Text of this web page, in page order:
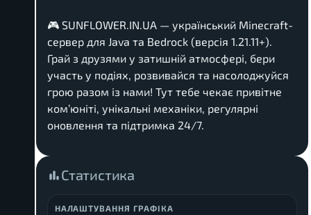
🎮 SUNFLOWER.IN.UA — український Minecraft-
сервер для Java та Bedrock (версія 1.21.11+).
Грай з друзями у затишній атмосфері, бери
участь у подіях, розвивайся та насолоджуйся
грою разом із нами! Тут тебе чекає привітне
ком’юніті, унікальні механіки, регулярні
оновлення та підтримка 24/7.
Статистика
НАЛАШТУВАННЯ ГРАФІКА